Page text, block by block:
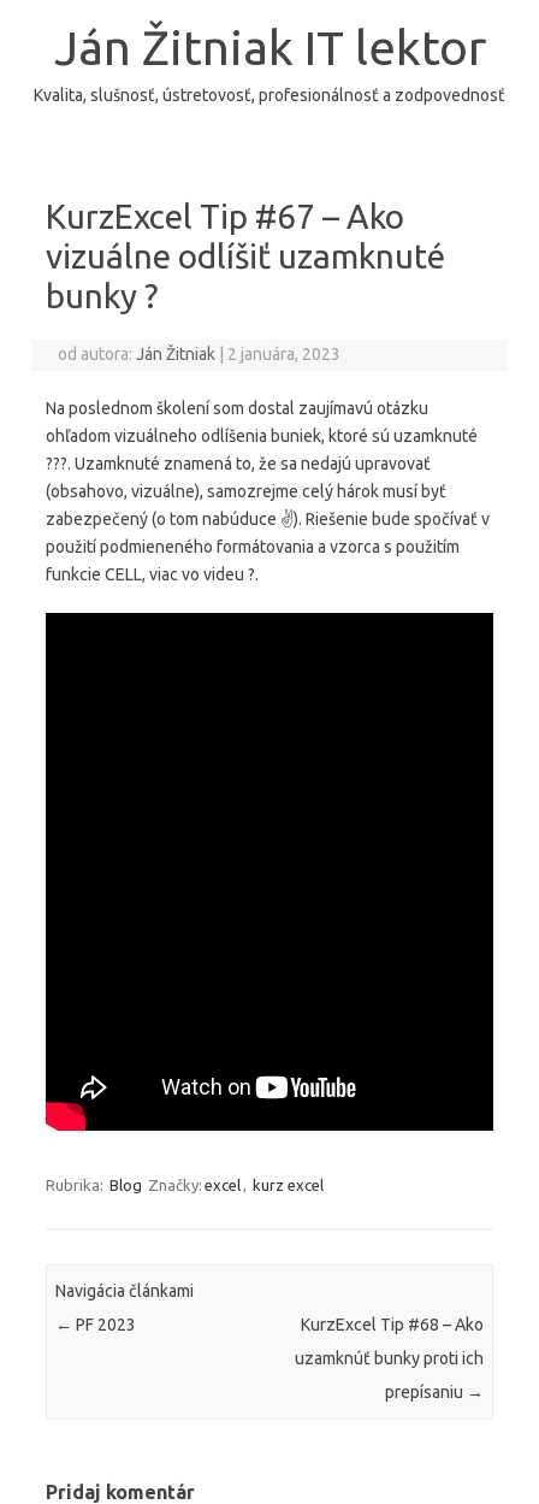
Ján Žitniak IT lektor
Kvalita, slušnosť, ústretovosť, profesionálnosť a zodpovednosť
KurzExcel Tip #67 – Ako
vizuálne odlíšiť uzamknuté
bunky ?
od autora:Ján Žitniak 2 januára, 2023
Na poslednom školení som dostal zaujímavú otázku
ohľadom vizuálneho odlíšenia buniek, ktoré sú uzamknuté
???. Uzamknuté znamená to, že sa nedajú upravovať
(obsahovo, vizuálne), samozrejme celý hárok musí byť
zabezpečený (o tom nabúduce ✌️). Riešenie bude spočívať v
použití podmieneného formátovania a vzorca s použitím
funkcie CELL, viac vo videu ?.
Rubrika: Blog Značky: excel, kurz excel
Navigácia článkami
← PF 2023
KurzExcel Tip #68 – Ako
uzamknúť bunky proti ich
prepísaniu →
Pridaj komentár